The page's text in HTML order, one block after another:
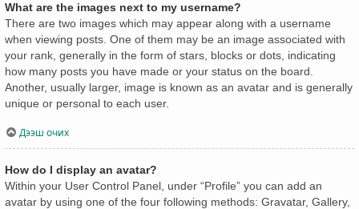
What are the images next to my username?
There are two images which may appear along with a username
when viewing posts. One of them may be an image associated with
your rank, generally in the form of stars, blocks or dots, indicating
how many posts you have made or your status on the board.
Another, usually larger, image is known as an avatar and is generally
unique or personal to each user.
Дээш очих
How do I display an avatar?
Within your User Control Panel, under “Profile” you can add an
avatar by using one of the four following methods: Gravatar, Gallery,